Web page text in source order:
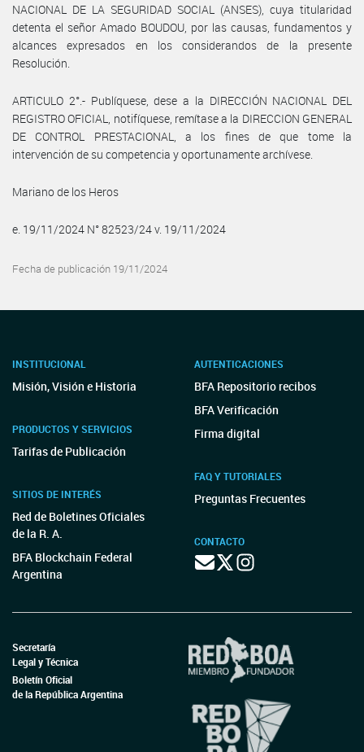
NACIONAL DE LA SEGURIDAD SOCIAL (ANSES), cuya titularidad
detenta el señor Amado BOUDOU, por las causas, fundamentos y
alcances expresados en los considerandos de la presente
Resolución.
ARTICULO 2°.- Publíquese, dese a la DIRECCIÓN NACIONAL DEL
REGISTRO OFICIAL, notifíquese, remítase a la DIRECCION GENERAL
DE CONTROL PRESTACIONAL, a los fines de que tome la
intervención de su competencia y oportunamente archívese.
Mariano de los Heros
e. 19/11/2024 N° 82523/24 v. 19/11/2024
Fecha de publicación 19/11/2024
INSTITUCIONAL
Misión, Visión e Historia
PRODUCTOS Y SERVICIOS
Tarifas de Publicación
SITIOS DE INTERÉS
Red de Boletines Oficiales
de la R. A.
BFA Blockchain Federal
Argentina
AUTENTICACIONES
BFA Repositorio recibos
BFA Verificación
Firma digital
FAQ Y TUTORIALES
Preguntas Frecuentes
CONTACTO
Secretaría
Legal y Técnica
Boletín Oficial
de la República Argentina